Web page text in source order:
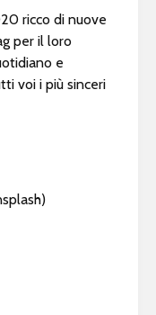
ricco di nuove
per il loro
e
voi i più sinceri